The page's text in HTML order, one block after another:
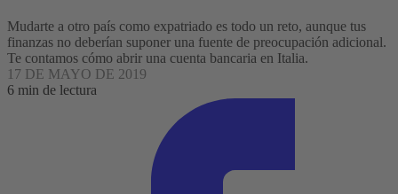
Mudarte a otro país como expatriado es todo un reto, aunque tus
finanzas no deberían suponer una fuente de preocupación adicional.
Te contamos cómo abrir una cuenta bancaria en Italia.
17 DE MAYO DE 2019
6 min de lectura